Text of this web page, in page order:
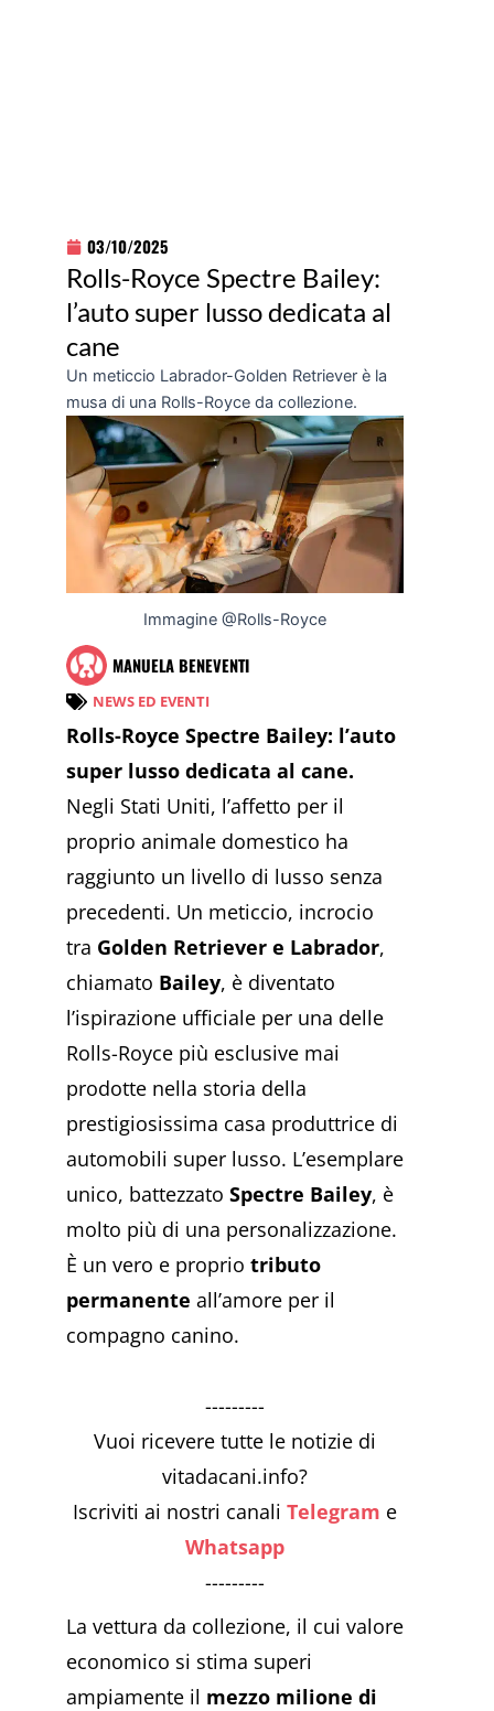
03/10/2025
Rolls-Royce Spectre Bailey:
l’auto super lusso dedicata al
cane
Un meticcio Labrador-Golden Retriever è la
musa di una Rolls-Royce da collezione.
Immagine @Rolls-Royce
MANUELA BENEVENTI
NEWS ED EVENTI
Rolls-Royce Spectre Bailey: l’auto
super lusso dedicata al cane.
Negli Stati Uniti, l’affetto per il
proprio animale domestico ha
raggiunto un livello di lusso senza
precedenti. Un meticcio, incrocio
tra Golden Retriever e Labrador,
chiamato Bailey, è diventato
l’ispirazione ufficiale per una delle
Rolls-Royce più esclusive mai
prodotte nella storia della
prestigiosissima casa produttrice di
automobili super lusso. L’esemplare
unico, battezzato Spectre Bailey, è
molto più di una personalizzazione.
È un vero e proprio tributo
permanente all’amore per il
compagno canino.
---------
Vuoi ricevere tutte le notizie di
vitadacani.info?
Iscriviti ai nostri canali Telegram e
Whatsapp
---------
La vettura da collezione, il cui valore
economico si stima superi
ampiamente il mezzo milione di